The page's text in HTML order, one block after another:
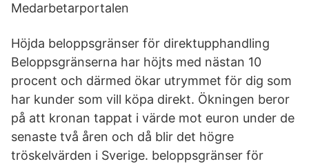
Medarbetarportalen
Höjda beloppsgränser för direktupphandling
Beloppsgränserna har höjts med nästan 10
procent och därmed ökar utrymmet för dig som
har kunder som vill köpa direkt. Ökningen beror
på att kronan tappat i värde mot euron under de
senaste två åren och då blir det högre
tröskelvärden i Sverige. beloppsgränser för